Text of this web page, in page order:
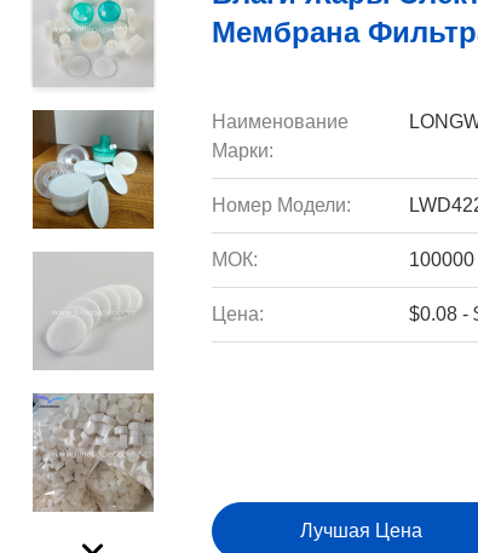
Мембрана
Наименование
Марки:
Номер Модели:
МОК: 100000
Цена: $0.08 -
Лучшая Цена